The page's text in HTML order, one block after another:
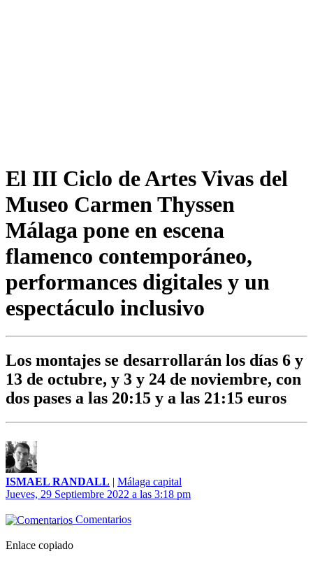
El III Ciclo de Artes Vivas del
Museo Carmen Thyssen
Málaga pone en escena
flamenco contemporáneo,
performances digitales y un
espectáculo inclusivo
Los montajes se desarrollarán los días 6 y
13 de octubre, y 3 y 24 de noviembre, con
dos pases a las 20:15 y a las 21:15 euros
ISMAEL RANDALL | Málaga capital
Jueves, 29 Septiembre 2022 a las 3:18 pm
Comentarios
Enlace copiado